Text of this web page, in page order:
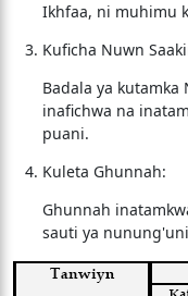
Ikhfaa, ni muhimu
Kuficha Nuwn
Badala ya kutamka
inafichwa na
puani.
Kuleta Ghunnah:
Ghunnah